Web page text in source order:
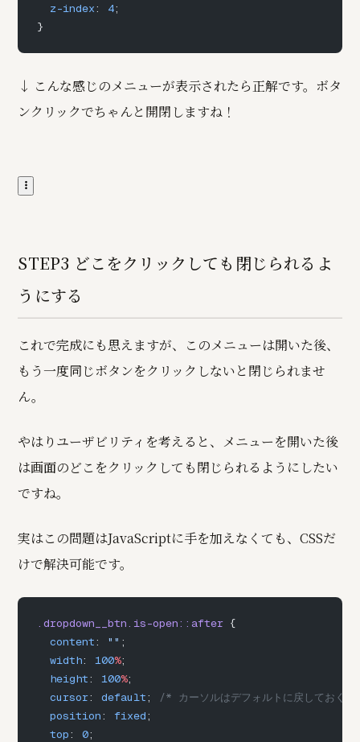
  z-index
: 4;
}
↓ こんな感じのメニューが表示されたら正解です。ボタ
ンクリックでちゃんと開閉しますね！
STEP3 どこをクリックしても閉じられるよ
うにする
これで完成にも思えますが、このメニューは開いた後、
もう一度同じボタンをクリックしないと閉じられませ
ん。
やはりユーザビリティを考えると、メニューを開いた後
は画面のどこをクリックしても閉じられるようにしたい
ですね。
実はこの問題はJavaScriptに手を加えなくても、CSSだ
けで解決可能です。
.dropdown__btn.is-open::after {
  content
: "" ;
  width
: 100%;
  height
: 100%;
  cursor
: default;
/* カーソルはデフォルトに戻しておく
  position
: fixed;
  top
: 0;